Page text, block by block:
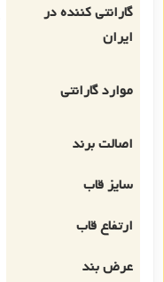
گارانتی کننده در
ایران
موارد گارانتی
اصالت برند
سایز قاب
ارتفاع قاب
عرض بند